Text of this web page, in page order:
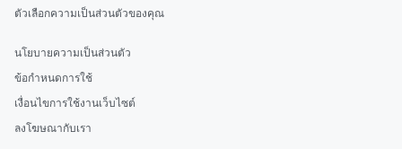
ตัวเลือกความเป็นส่วนตัวของคุณ
นโยบายความเป็นส่วนตัว
ข้อกำหนดการใช้
เงื่อนไขการใช้งานเว็บไซต์
ลงโฆษณากับเรา